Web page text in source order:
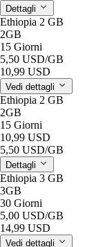
Dettagli
Ethiopia 2 GB
2GB
15 Giorni
5,50 USD/GB
10,99 USD
Vedi dettagli
Ethiopia 2 GB
2GB
15 Giorni
10,99 USD
5,50 USD/GB
Dettagli
Ethiopia 3 GB
3GB
30 Giorni
5,00 USD/GB
14,99 USD
Vedi dettagli